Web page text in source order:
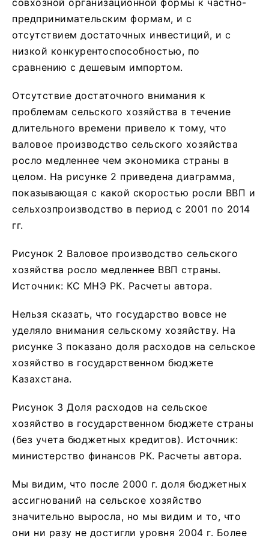
совхозной организационной формы к частно-
предпринимательским формам, и с
отсутствием достаточных инвестиций, и с
низкой конкурентоспособностью, по
сравнению с дешевым импортом.
Отсутствие достаточного внимания к
проблемам сельского хозяйства в течение
длительного времени привело к тому, что
валовое производство сельского хозяйства
росло медленнее чем экономика страны в
целом. На рисунке 2 приведена диаграмма,
показывающая с какой скоростью росли ВВП и
сельхозпроизводство в период с 2001 по 2014
гг.
Рисунок 2 Валовое производство сельского
хозяйства росло медленнее ВВП страны.
Источник: КС МНЭ РК. Расчеты автора.
Нельзя сказать, что государство вовсе не
уделяло внимания сельскому хозяйству. На
рисунке 3 показано доля расходов на сельское
хозяйство в государственном бюджете
Казахстана.
Рисунок 3 Доля расходов на сельское
хозяйство в государственном бюджете страны
(без учета бюджетных кредитов). Источник:
министерство финансов РК. Расчеты автора.
Мы видим, что после 2000 г. доля бюджетных
ассигнований на сельское хозяйство
значительно выросла, но мы видим и то, что
они ни разу не достигли уровня 2004 г. Более